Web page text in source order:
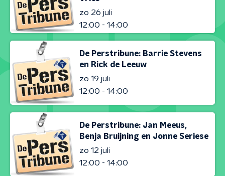
zo 26 juli
12:00 - 14:00
De Perstribune: Barrie Stevens
en Rick de Leeuw
zo 19 juli
12:00 - 14:00
De Perstribune: Jan Meeus,
Benja Bruijning en Jonne Seriese
zo 12 juli
12:00 - 14:00